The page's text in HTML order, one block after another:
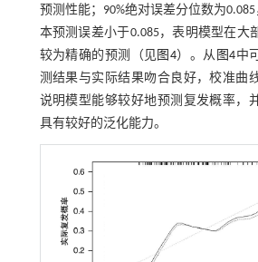
预测性能；90%绝对误差分位数为
本预测误差小于0.085，表明模型在大
较为精确的预测（见图4）。从 图4中
测结果与实际结果吻合良好，校准曲
说明模型能够较好地预测复发概率，
具有较好的泛化能力。